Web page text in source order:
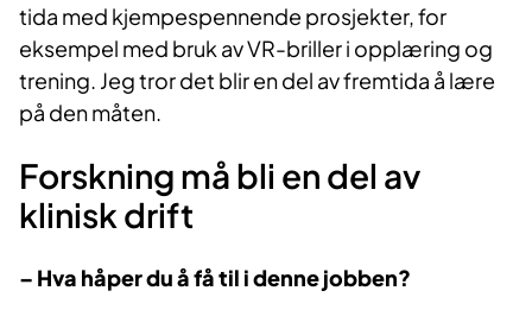
tida med kjempespennende prosjekter, for
eksempel med bruk av VR-briller i opplæring og
trening. Jeg tror det blir en del av fremtida å lære
på den måten.
Forskning må bli en del av
klinisk drift
– Hva håper du å få til i denne jobben?